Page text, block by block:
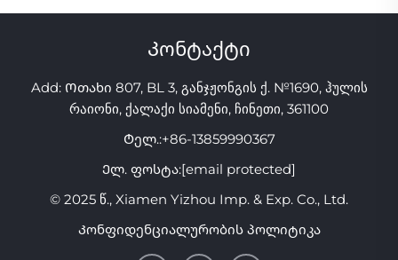
დამცავი დამატებითი
Კონტაქტი
Add: Ოთახი 807, BL 3, განჯჟონგის ქ. №1690, ჰულის
რაიონი, ქალაქი სიამენი, ჩინეთი, 361100
Ტელ.:+86-13859990367
Ელ. ფოსტა:[email protected]
© 2025 წ., Xiamen Yizhou Imp. & Exp. Co., Ltd.
Კონფიდენციალურობის პოლიტიკა